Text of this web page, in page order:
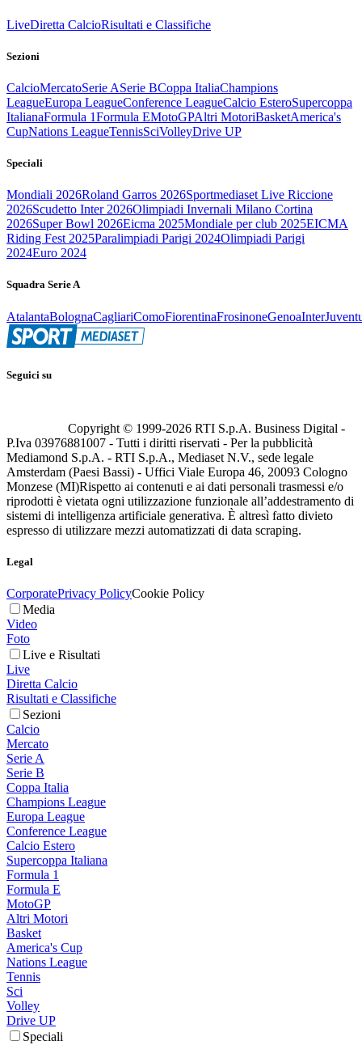
LiveDiretta CalcioRisultati e Classifiche
Sezioni
CalcioMercatoSerie ASerie BCoppa ItaliaChampions
LeagueEuropa LeagueConference LeagueCalcio EsteroSupercoppa
ItalianaFormula 1Formula EMotoGPAltri MotoriBasketAmerica's
CupNations LeagueTennisSciVolleyDrive UP
Speciali
Mondiali 2026Roland Garros 2026Sportmediaset Live Riccione
2026Scudetto Inter 2026Olimpiadi Invernali Milano Cortina
2026Super Bowl 2026Eicma 2025Mondiale per club 2025EICMA
Riding Fest 2025Paralimpiadi Parigi 2024Olimpiadi Parigi
2024Euro 2024
Squadra Serie A
AtalantaBolognaCagliariComoFiorentinaFrosinoneGenoaInter
Seguici su
Copyright © 1999-2026 RTI S.p.A. Business Digital -
P.Iva 03976881007 - Tutti i diritti riservati - Per la pubblicità
Mediamond S.p.A. - RTI S.p.A., Mediaset N.V., sede legale
Amsterdam (Paesi Bassi) - Uffici Viale Europa 46, 20093 Cologno
Monzese (MI)Rispetto ai contenuti e ai dati personali trasmessi e/o
riprodotti è vietata ogni utilizzazione funzionale all’addestramento di
sistemi di intelligenza artificiale generativa. È altresì fatto divieto
espresso di utilizzare mezzi automatizzati di data scraping.
Legal
CorporatePrivacy PolicyCookie Policy
Media
Video
Foto
Live e Risultati
Live
Diretta Calcio
Risultati e Classifiche
Sezioni
Calcio
Mercato
Serie A
Serie B
Coppa Italia
Champions League
Europa League
Conference League
Calcio Estero
Supercoppa Italiana
Formula 1
Formula E
MotoGP
Altri Motori
Basket
America's Cup
Nations League
Tennis
Sci
Volley
Drive UP
Speciali